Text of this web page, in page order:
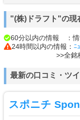
"(株)ドラフト"の現
60分以内の情報 ：情
24時間以内の情報： ﾆ
>>全銘
最新の口コミ・ツ
スポニチ